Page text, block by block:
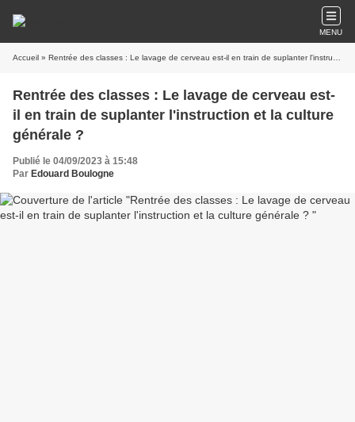
MENU
Accueil » Rentrée des classes : Le lavage de cerveau est-il en train de suplanter l'instruction et la culture générale ?
Rentrée des classes : Le lavage de cerveau est-
il en train de suplanter l'instruction et la culture
générale ?
Publié le 04/09/2023 à 15:48
Par Edouard Boulogne